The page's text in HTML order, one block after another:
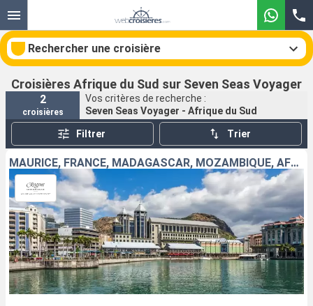
Rechercher une croisière
Nos destinations
Mois de départ
Ports Compagnies
Rechercher
Croisières Afrique du Sud sur Seven Seas Voyager
2
croisières
Vos critères de recherche :
Seven Seas Voyager - Afrique du Sud
Filtrer Trier
MAURICE, FRANCE, MADAGASCAR, MOZAMBIQUE, AFRIQUE DU SUD